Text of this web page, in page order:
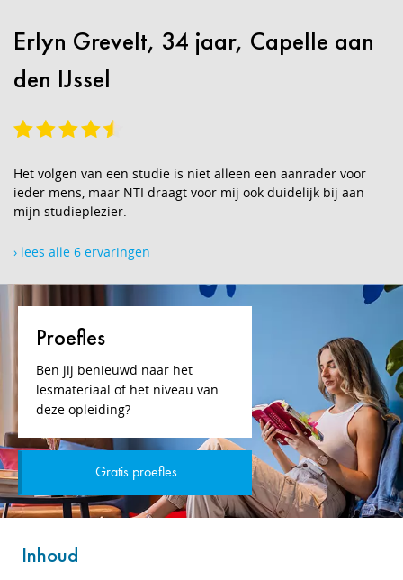
Erlyn Grevelt, 34 jaar, Capelle aan
den IJssel
Het volgen van een studie is niet alleen een aanrader voor
ieder mens, maar NTI draagt voor mij ook duidelijk bij aan
mijn studieplezier.
› lees alle 6 ervaringen
Proefles
Ben jij benieuwd naar het
lesmateriaal of het niveau van
deze opleiding?
Gratis proefles
Inhoud